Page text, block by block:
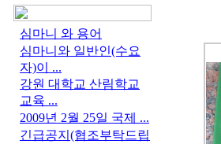
심마니 와 용어
심마니와 일반인(수요
자)이 ...
강원 대학교 산림학교
교육 ...
2009년 2월 25일 국제 ...
긴급공지(협조부탁드립